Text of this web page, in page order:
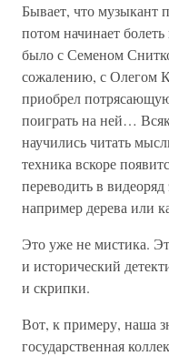
Бывает, что музыкант
потом начинает
было с Семеном
сожалению, с Олегом
приобрел
поиграть на ней…
научились читать
техника вскоре
переводить в
например дерева или
Это уже не мистика.
и исторический
и скрипки.
Вот, к примеру, наша
государственная